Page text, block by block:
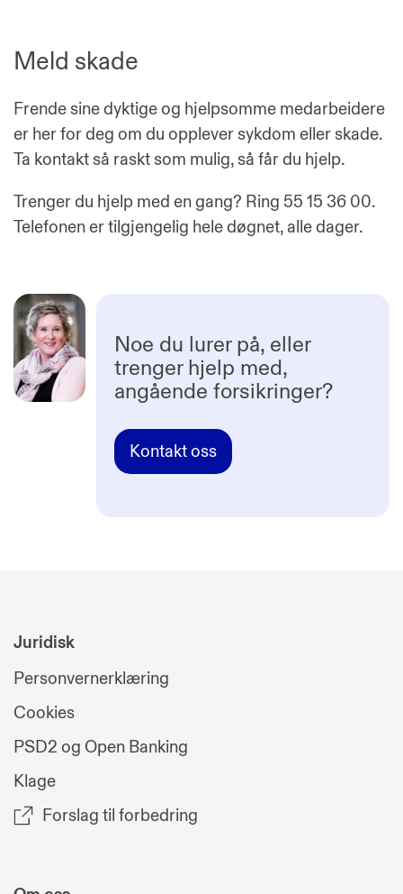
Meld skade
Frende sine dyktige og hjelpsomme medarbeidere
er her for deg om du opplever sykdom eller skade.
Ta kontakt så raskt som mulig, så får du hjelp.
Trenger du hjelp med en gang? Ring 55 15 36 00.
Telefonen er tilgjengelig hele døgnet, alle dager.
Noe du lurer på, eller
trenger hjelp med,
angående forsikringer?
Kontakt oss
Juridisk
Personvernerklæring
Cookies
PSD2 og Open Banking
Klage
Forslag til forbedring